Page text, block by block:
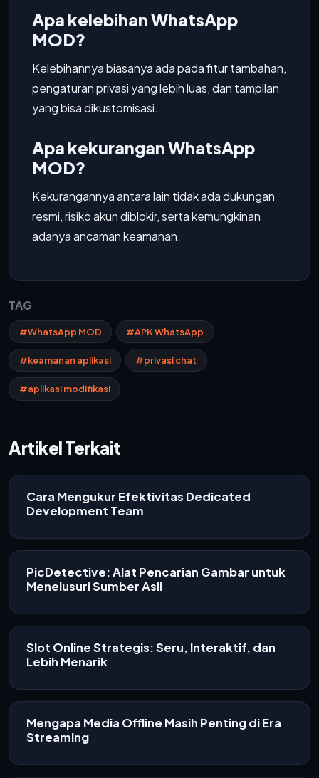
Apa kelebihan WhatsApp
MOD?
Kelebihannya biasanya ada pada fitur tambahan,
pengaturan privasi yang lebih luas, dan tampilan
yang bisa dikustomisasi.
Apa kekurangan WhatsApp
MOD?
Kekurangannya antara lain tidak ada dukungan
resmi, risiko akun diblokir, serta kemungkinan
adanya ancaman keamanan.
TAG
#WhatsApp MOD #APK WhatsApp
#keamanan aplikasi #privasi chat
#aplikasi modifikasi
Artikel Terkait
Cara Mengukur Efektivitas Dedicated
Development Team
PicDetective: Alat Pencarian Gambar untuk
Menelusuri Sumber Asli
Slot Online Strategis: Seru, Interaktif, dan
Lebih Menarik
Mengapa Media Offline Masih Penting di Era
Streaming